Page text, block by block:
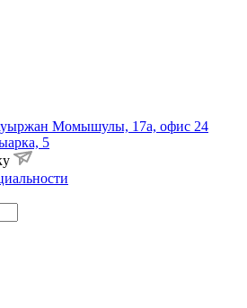
Момышулы, 17а, офис 24
5